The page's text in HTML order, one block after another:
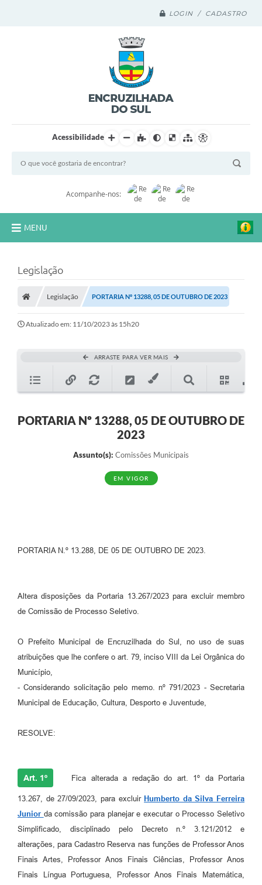
LOGIN / CADASTRO
Acessibilidade
Acompanhe-nos:
MENU
A Prefeitura
Município
Turismo
Transparência
1DOC
PARCEIROS
Relação de Medicamentos
Carta de Serviços
Relatório Ouvidoria 2021
Relatório Ouvidoria 2024
Negócios
Legislação
Legislação PORTARIA Nº 13288, 05 DE OUTUBRO DE 2023
Atualizado em: 11/10/2023 às 15h20
ARRASTE PARA VER MAIS
PORTARIA Nº 13288, 05 DE OUTUBRO DE
2023
Assunto(s): Comissões Municipais
EM VIGOR
PORTARIA N.º 13.288, DE 05 DE OUTUBRO DE 2023.
Altera disposições da Portaria 13.267/2023 para excluir membro
de Comissão de Processo Seletivo.
O Prefeito Municipal de Encruzilhada do Sul, no uso de suas
atribuições que lhe confere o art. 79, inciso VIII da Lei Orgânica do
Município,
- Considerando solicitação pelo memo. nº 791/2023 - Secretaria
Municipal de Educação, Cultura, Desporto e Juventude,
RESOLVE:
Art. 1º Fica alterada a redação do art. 1º da Portaria
13.267, de 27/09/2023, para excluir Humberto da Silva Ferreira
Junior da comissão para planejar e executar o Processo Seletivo
Simplificado, disciplinado pelo Decreto n.º 3.121/2012 e
alterações, para Cadastro Reserva nas funções de Professor Anos
Finais Artes, Professor Anos Finais Ciências, Professor Anos
Finais Língua Portuguesa, Professor Anos Finais Matemática,